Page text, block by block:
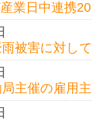
業日中連携
被害に対し
主催の雇用